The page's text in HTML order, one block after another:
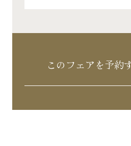
このフェアを予約